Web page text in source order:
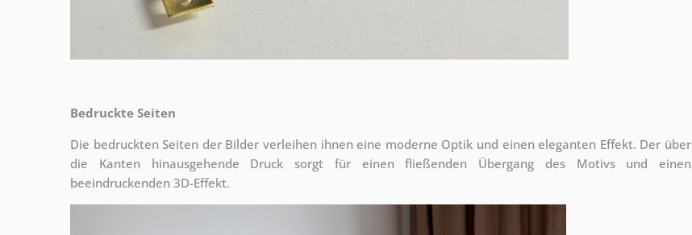
Bedruckte Seiten
Die bedruckten Seiten der Bilder verleihen ihnen eine moderne Optik und einen eleganten Effekt. Der über
die Kanten hinausgehende Druck sorgt für einen fließenden Übergang des Motivs und einen
beeindruckenden 3D-Effekt.